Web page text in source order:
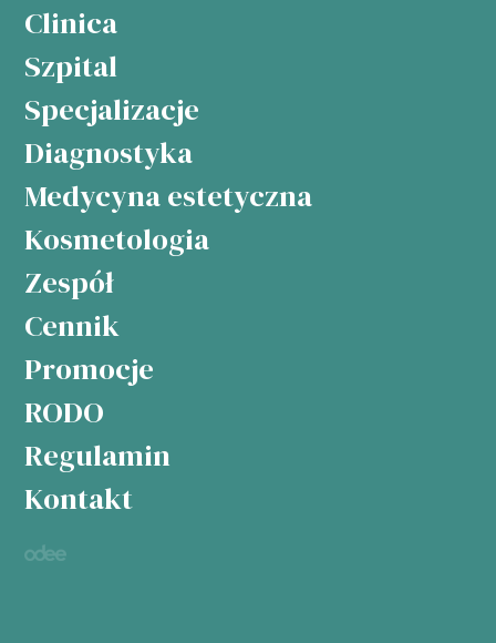
Clinica
Szpital
Specjalizacje
Diagnostyka
Medycyna estetyczna
Kosmetologia
Zespół
Cennik
Promocje
RODO
Regulamin
Kontakt